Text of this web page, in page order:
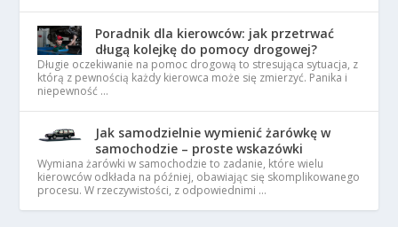
Poradnik dla kierowców: jak przetrwać
długą kolejkę do pomocy drogowej?
Długie oczekiwanie na pomoc drogową to stresująca sytuacja, z
którą z pewnością każdy kierowca może się zmierzyć. Panika i
niepewność …
Jak samodzielnie wymienić żarówkę w
samochodzie – proste wskazówki
Wymiana żarówki w samochodzie to zadanie, które wielu
kierowców odkłada na później, obawiając się skomplikowanego
procesu. W rzeczywistości, z odpowiednimi …